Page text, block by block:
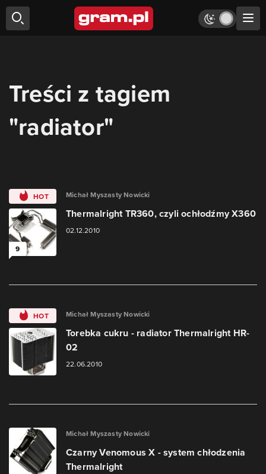
Treści z tagiem
"radiator"
HOT
9
Michał Myszasty Nowicki
Thermalright TR360, czyli ochłodźmy X360
02.12.2010
HOT Michał Myszasty Nowicki
Torebka cukru - radiator Thermalright HR-
02
22.06.2010
Michał Myszasty Nowicki
Czarny Venomous X - system chłodzenia
Thermalright